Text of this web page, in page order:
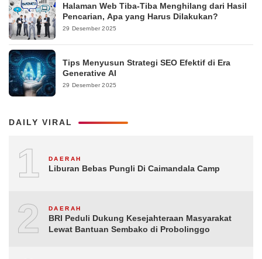
Halaman Web Tiba-Tiba Menghilang dari Hasil
Pencarian, Apa yang Harus Dilakukan?
29 Desember 2025
Tips Menyusun Strategi SEO Efektif di Era
Generative AI
29 Desember 2025
DAILY VIRAL
1 DAERAH
Liburan Bebas Pungli Di Caimandala Camp
2 DAERAH
BRI Peduli Dukung Kesejahteraan Masyarakat
Lewat Bantuan Sembako di Probolinggo